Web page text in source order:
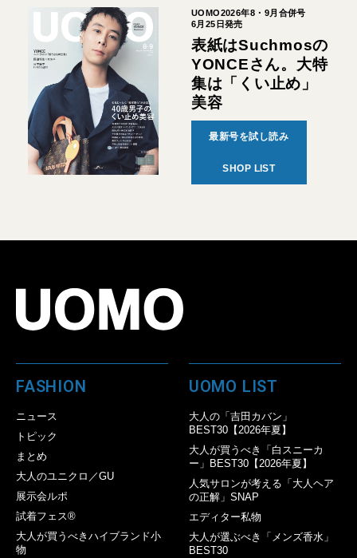
UOMO2026年8・9月合併号
6月25日発売
表紙はSuchmosの
YONCEさん。大特
集は「くい止め」
美容
最新号を試し読み
SHOP LIST
FASHION
ニュース
トピック
まとめ
大人のユニクロ／GU
展示会ルポ
試着フェス®︎
大人が買うべきハイブランド小
物
UOMO LIST
大人の「吉田カバン」
BEST30【2026年夏】
大人が買うべき「白スニーカ
ー」BEST30【2026年夏】
人気サロンが考える「大人ヘア
の正解」SNAP
エディター私物
大人が選ぶべき「メンズ香水」
BEST30